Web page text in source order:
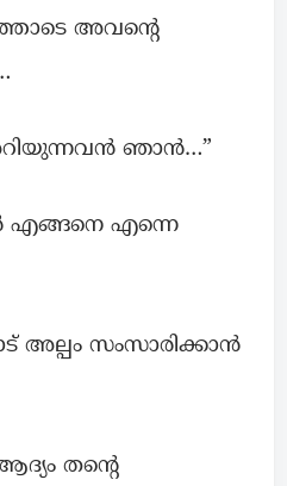
അവന്റെ
ഞാൻ…”
എങ്ങനെ എന്നെ
അല്പം സംസാരിക്കാൻ
തന്റെ